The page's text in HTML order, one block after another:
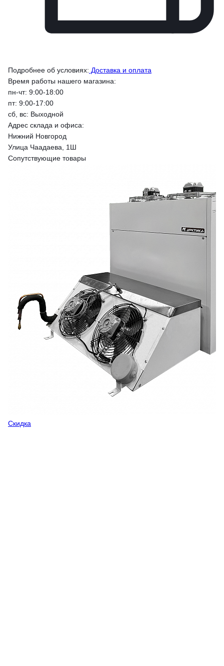
Подробнее об условиях: Доставка и оплата
Время работы нашего магазина:
пн-чт: 9:00-18:00
пт: 9:00-17:00
сб, вс: Выходной
Адрес склада и офиса:
Нижний Новгород
Улица Чаадаева, 1Ш
Сопутствующие товары
Скидка